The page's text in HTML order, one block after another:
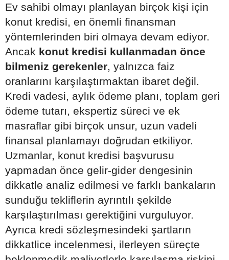
Ev sahibi olmayı planlayan birçok kişi için
konut kredisi, en önemli finansman
yöntemlerinden biri olmaya devam ediyor.
Ancak konut kredisi kullanmadan önce
bilmeniz gerekenler, yalnızca faiz
oranlarını karşılaştırmaktan ibaret değil.
Kredi vadesi, aylık ödeme planı, toplam geri
ödeme tutarı, ekspertiz süreci ve ek
masraflar gibi birçok unsur, uzun vadeli
finansal planlamayı doğrudan etkiliyor.
Uzmanlar, konut kredisi başvurusu
yapmadan önce gelir-gider dengesinin
dikkatle analiz edilmesi ve farklı bankaların
sunduğu tekliflerin ayrıntılı şekilde
karşılaştırılması gerektiğini vurguluyor.
Ayrıca kredi sözleşmesindeki şartların
dikkatlice incelenmesi, ilerleyen süreçte